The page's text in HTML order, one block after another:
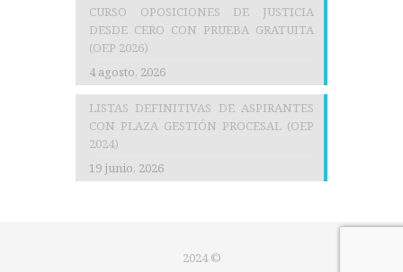
CURSO OPOSICIONES DE JUSTICIA
DESDE CERO CON PRUEBA GRATUITA
(OEP 2026)
4 agosto, 2026
LISTAS DEFINITIVAS DE ASPIRANTES
CON PLAZA GESTIÓN PROCESAL (OEP
2024)
19 junio, 2026
2024 ©